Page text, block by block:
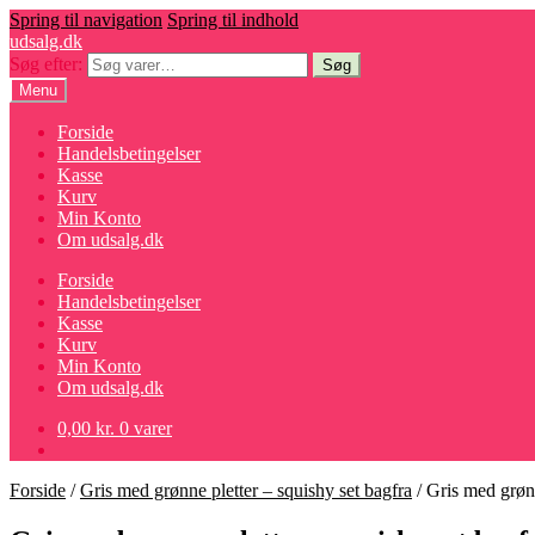
Spring til navigation Spring til indhold
udsalg.dk
Søg efter:
Søg
Menu
Forside
Handelsbetingelser
Kasse
Kurv
Min Konto
Om udsalg.dk
Forside
Handelsbetingelser
Kasse
Kurv
Min Konto
Om udsalg.dk
0,00 kr. 0 varer
Forside /Gris med grønne pletter – squishy set bagfra /Gris med